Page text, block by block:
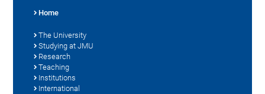
Home
The University
Studying at JMU
Research
Teaching
Institutions
International